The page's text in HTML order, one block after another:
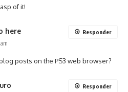
of it!
here
posts on the PS3 web browser?
Responder
Responder